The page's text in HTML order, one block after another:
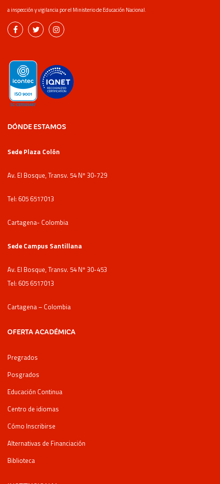
a inspección y vigilancia por el Ministerio de Educación Nacional.
DÓNDE ESTAMOS
Sede Plaza Colón
Av. El Bosque, Transv. 54 Nº 30-729
Tel: 605 6517013
Cartagena- Colombia
Sede Campus Santillana
Av. El Bosque, Transv. 54 Nº 30-453
Tel: 605 6517013
Cartagena – Colombia
OFERTA ACADÉMICA
Pregrados
Posgrados
Educación Continua
Centro de idiomas
Cómo Inscribirse
Alternativas de Financiación
Biblioteca